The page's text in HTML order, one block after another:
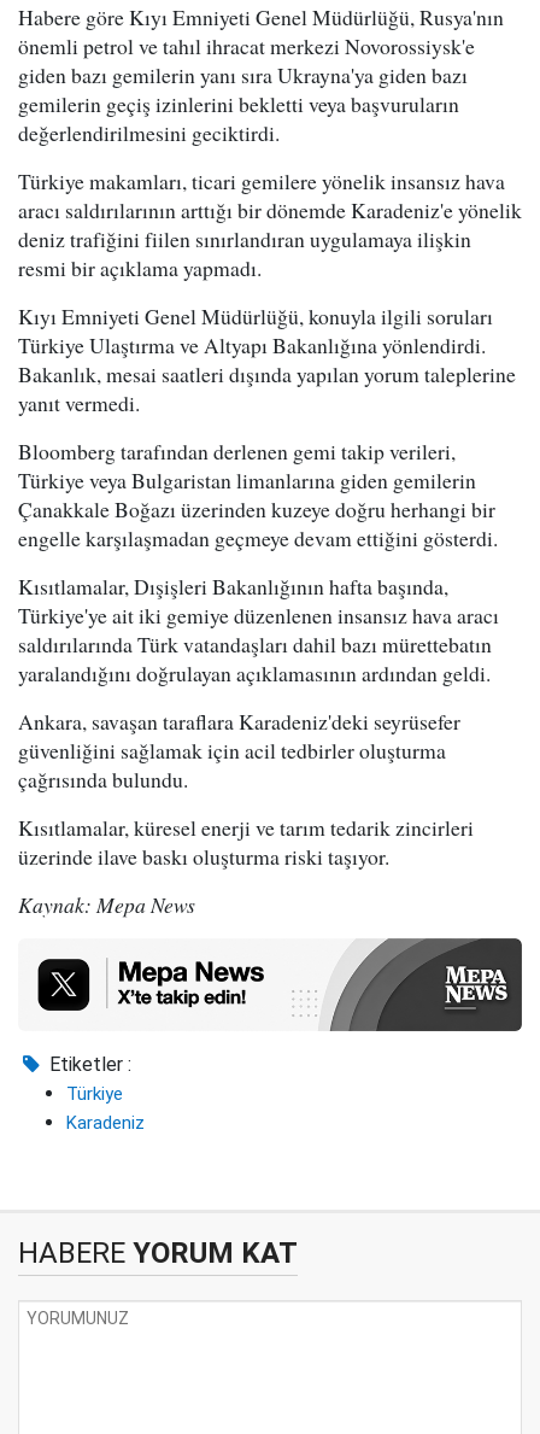
Habere göre Kıyı Emniyeti Genel Müdürlüğü, Rusya'nın
önemli petrol ve tahıl ihracat merkezi Novorossiysk'e
giden bazı gemilerin yanı sıra Ukrayna'ya giden bazı
gemilerin geçiş izinlerini bekletti veya başvuruların
değerlendirilmesini geciktirdi.
Türkiye makamları, ticari gemilere yönelik insansız hava
aracı saldırılarının arttığı bir dönemde Karadeniz'e yönelik
deniz trafiğini fiilen sınırlandıran uygulamaya ilişkin
resmi bir açıklama yapmadı.
Kıyı Emniyeti Genel Müdürlüğü, konuyla ilgili soruları
Türkiye Ulaştırma ve Altyapı Bakanlığına yönlendirdi.
Bakanlık, mesai saatleri dışında yapılan yorum taleplerine
yanıt vermedi.
Bloomberg tarafından derlenen gemi takip verileri,
Türkiye veya Bulgaristan limanlarına giden gemilerin
Çanakkale Boğazı üzerinden kuzeye doğru herhangi bir
engelle karşılaşmadan geçmeye devam ettiğini gösterdi.
Kısıtlamalar, Dışişleri Bakanlığının hafta başında,
Türkiye'ye ait iki gemiye düzenlenen insansız hava aracı
saldırılarında Türk vatandaşları dahil bazı mürettebatın
yaralandığını doğrulayan açıklamasının ardından geldi.
Ankara, savaşan taraflara Karadeniz'deki seyrüsefer
güvenliğini sağlamak için acil tedbirler oluşturma
çağrısında bulundu.
Kısıtlamalar, küresel enerji ve tarım tedarik zincirleri
üzerinde ilave baskı oluşturma riski taşıyor.
Kaynak: Mepa News
Etiketler :
Türkiye
Karadeniz
HABERE YORUM KAT